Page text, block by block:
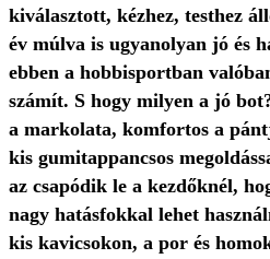
kiválasztott, kézhez, testhez
év múlva is ugyanolyan jó és
ebben a hobbisportban
számít. S hogy milyen a jó
a markolata, komfortos a
kis gumitappancsos
az csapódik le a kezdőknél,
nagy hatásfokkal lehet
kis kavicsokon, a por és